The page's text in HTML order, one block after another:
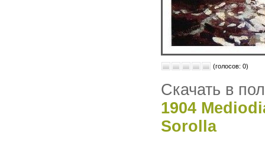
(голосов: 0)
Скачать в
1904
Sorolla